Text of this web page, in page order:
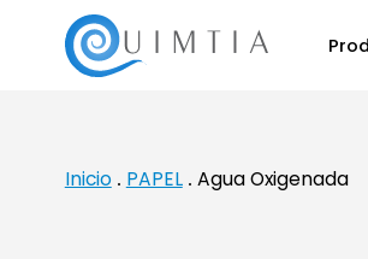
Inicio
PAPEL Agua Oxigenada